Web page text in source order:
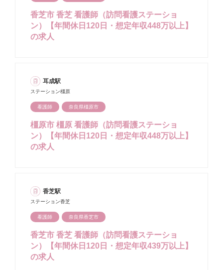
香芝市 香芝 看護師（訪問看護ステーショ
ン）【年間休日120日・想定年収448万以上】
の求人
耳成駅
ステーション橿原
看護師 奈良県橿原市
橿原市 橿原 看護師（訪問看護ステーショ
ン）【年間休日120日・想定年収448万以上】
の求人
香芝駅
ステーション香芝
看護師 奈良県香芝市
香芝市 香芝 看護師（訪問看護ステーショ
ン）【年間休日120日・想定年収439万以上】
の求人